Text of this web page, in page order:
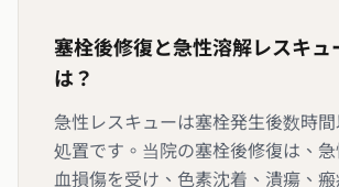
塞栓後修復と急性溶解レスキュ
は？
急性レスキューは塞栓発生後数時
処置です。当院の塞栓後修復は、
血損傷を受け、色素沈着、潰瘍、